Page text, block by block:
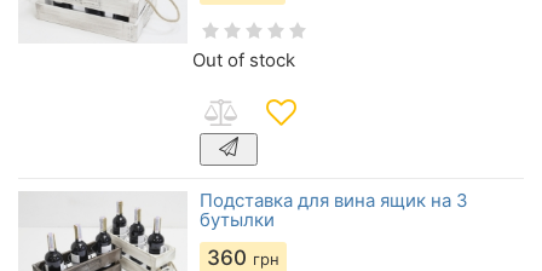
Out of stock
Подставка для вина ящик на 3
бутылки
360 грн